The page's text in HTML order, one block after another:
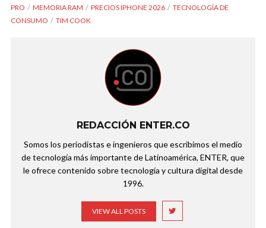
PRO
MEMORIA RAM PRECIOS IPHONE 2026
TECNOLOGÍA DE
CONSUMO
TIM COOK
REDACCIÓN ENTER.CO
Somos los periodistas e ingenieros que escribimos el medio
de tecnología más importante de Latinoamérica, ENTER, que
le ofrece contenido sobre tecnología y cultura digital desde
1996.
VIEW ALL POSTS